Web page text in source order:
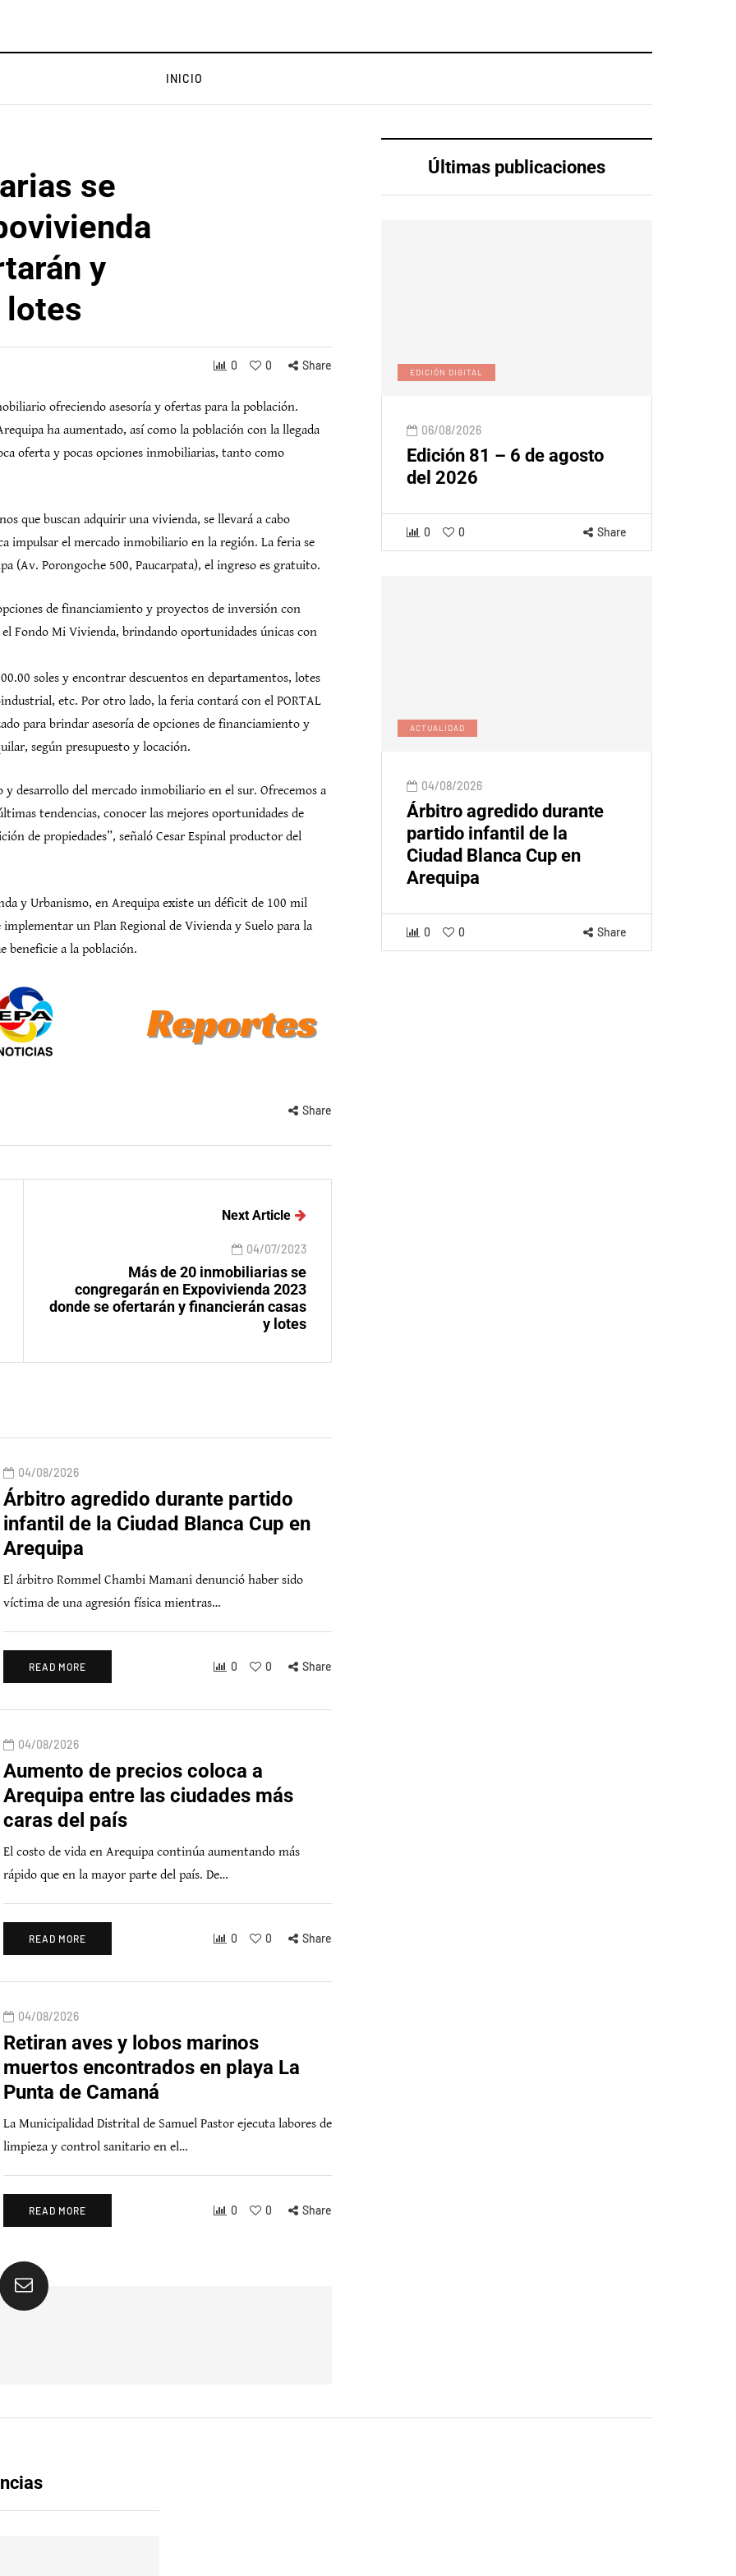
INICIO
se
y
lotes
0 0 Share
ofreciendo asesoría y ofertas para la población.
ha aumentado, así como la población con la llegada
oferta y pocas opciones inmobiliarias, tanto como
que buscan adquirir una vivienda, se llevará a cabo
impulsar el mercado inmobiliario en la región. La feria se
(Av. Porongoche 500, Paucarpata), el ingreso es gratuito.
de financiamiento y proyectos de inversión con
Fondo Mi Vivienda, brindando oportunidades únicas con
soles y encontrar descuentos en departamentos, lotes
etc. Por otro lado, la feria contará con el PORTAL
para brindar asesoría de opciones de financiamiento y
según presupuesto y locación.
desarrollo del mercado inmobiliario en el sur. Ofrecemos a
tendencias, conocer las mejores oportunidades de
de propiedades”, señaló Cesar Espinal productor del
y Urbanismo, en Arequipa existe un déficit de 100 mil
un Plan Regional de Vivienda y Suelo para la
beneficie a la población.
Share
Últimas publicaciones
EDICIÓN DIGITAL
06/08/2026
Edición 81 – 6 de agosto
del 2026
0 0 Share
ACTUALIDAD
04/08/2026
Árbitro agredido durante
partido infantil de la
Ciudad Blanca Cup en
Arequipa
0 0 Share
Next Article
04/07/2023
Más de 20 inmobiliarias se
congregarán en Expovivienda 2023
donde se ofertarán y financierán casas
y lotes
04/08/2026
Árbitro agredido durante partido
infantil de la Ciudad Blanca Cup en
Arequipa
El árbitro Rommel Chambi Mamani denunció haber sido
víctima de una agresión física mientras…
READ MORE 0 0 Share
04/08/2026
Aumento de precios coloca a
Arequipa entre las ciudades más
caras del país
El costo de vida en Arequipa continúa aumentando más
rápido que en la mayor parte del país. De…
READ MORE 0 0 Share
04/08/2026
Retiran aves y lobos marinos
muertos encontrados en playa La
Punta de Camaná
La Municipalidad Distrital de Samuel Pastor ejecuta labores de
limpieza y control sanitario en el…
READ MORE 0 0 Share